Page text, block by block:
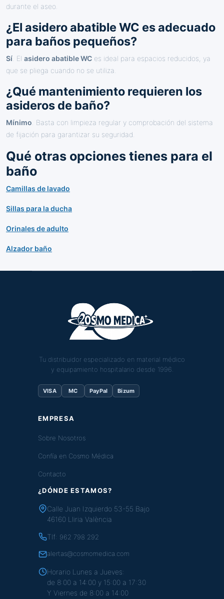
durante el aseo.
¿El asidero abatible WC es adecuado
para baños pequeños?
Sí . El asidero abatible WC es ideal para espacios reducidos, ya
que se pliega cuando no se utiliza.
¿Qué mantenimiento requieren los
asideros de baño?
Mínimo . Basta con limpieza regular y comprobación del sistema
de fijación para garantizar su seguridad.
Qué otras opciones tienes para el
baño
Camillas de lavado
Sillas para la ducha
Orinales de adulto
Alzador baño
Tu distribuidor especializado en material médico
y equipamiento hospitalario desde 1996.
VISA MC PayPal Bizum
EMPRESA
Sobre Nosotros
Confía en Cosmo Médica
Contacto
¿DÓNDE ESTAMOS?
Calle Juan Izquierdo 53-55 Bajo
46160 Lliria València
Tlf: 962 798 292
alertas@cosmomedica.com
Horario Lunes a Jueves:
de 8:00 a 14:00 y 15:00 a 17:30
Y Viernes de 8:00 a 14:00